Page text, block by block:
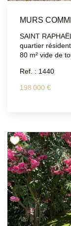
MURS
SAINT
quartier
80 m² vide de
agence :
informations
sont
Ref. : 1440
198 000 €